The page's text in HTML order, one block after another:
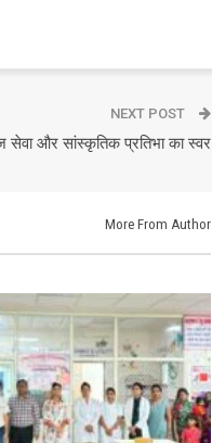
NEXT POST
सेवा और सांस्कृतिक प्रतिभा का स्वर
More From Author